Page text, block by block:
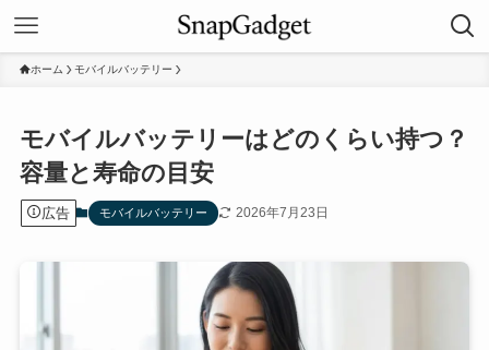
ホーム モバイルバッテリー
モバイルバッテリーはどのくらい持つ？
容量と寿命の目安
広告 モバイルバッテリー 2026年7月23日